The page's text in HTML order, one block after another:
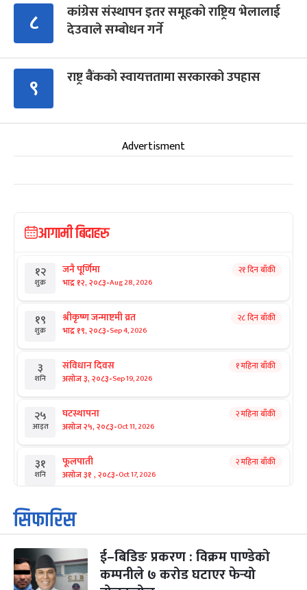
८
कांग्रेस संस्थापन इतर समूहको राष्ट्रिय भेलालाई
देउवाले सम्बोधन गर्ने
९ राष्ट्र बैंकको स्वायत्ततामा सरकारको उपहास
Advertisment
आगामी बिदाहरु
१२
शुक्र
जनै पूर्णिमा
भाद्र १२, २०८३-Aug 28, 2026
२१ दिन बाँकी
१९
शुक्र
श्रीकृष्ण जन्माष्टमी व्रत
भाद्र १९, २०८३-Sep 4, 2026
२८ दिन बाँकी
३
शनि
संविधान दिवस
असोज ३, २०८३-Sep 19, 2026
१ महिना बाँकी
२५
आइत
घटस्थापना
असोज २५, २०८३-Oct 11, 2026
२ महिना बाँकी
३१
शनि
फूलपाती
असोज ३१ , २०८३-Oct 17, 2026
२ महिना बाँकी
१
आइत
कार्तिक सङ्क्रान्ति
कार्तिक १, २०८३
३
मंगल
महानवमी
कार्तिक ३, २०८३-Oct 20, 2026
२ महिना बाँकी
सिफारिस
ई–बिडिङ प्रकरण : विक्रम पाण्डेको
कम्पनीले ७ करोड घटाएर फेर्‍यो